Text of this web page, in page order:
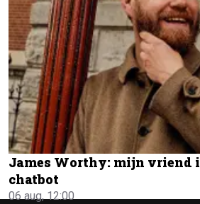
James Worthy: mijn vriend is
chatbot
06 aug, 12:00